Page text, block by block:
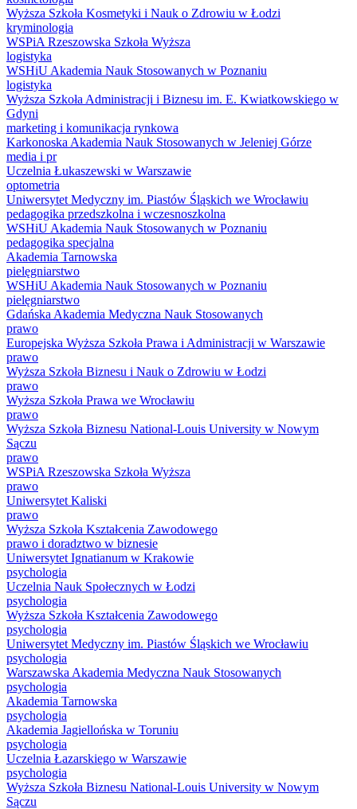
Wyższa Szkoła Kosmetyki i Nauk o Zdrowiu w Łodzi
kryminologia
WSPiA Rzeszowska Szkoła Wyższa
logistyka
WSHiU Akademia Nauk Stosowanych w Poznaniu
logistyka
Wyższa Szkoła Administracji i Biznesu im. E. Kwiatkowskiego w
Gdyni
marketing i komunikacja rynkowa
Karkonoska Akademia Nauk Stosowanych w Jeleniej Górze
media i pr
Uczelnia Łukaszewski w Warszawie
optometria
Uniwersytet Medyczny im. Piastów Śląskich we Wrocławiu
pedagogika przedszkolna i wczesnoszkolna
WSHiU Akademia Nauk Stosowanych w Poznaniu
pedagogika specjalna
Akademia Tarnowska
pielęgniarstwo
WSHiU Akademia Nauk Stosowanych w Poznaniu
pielęgniarstwo
Gdańska Akademia Medyczna Nauk Stosowanych
prawo
Europejska Wyższa Szkoła Prawa i Administracji w Warszawie
prawo
Wyższa Szkoła Biznesu i Nauk o Zdrowiu w Łodzi
prawo
Wyższa Szkoła Prawa we Wrocławiu
prawo
Wyższa Szkoła Biznesu National-Louis University w Nowym
Sączu
prawo
WSPiA Rzeszowska Szkoła Wyższa
prawo
Uniwersytet Kaliski
prawo
Wyższa Szkoła Kształcenia Zawodowego
prawo i doradztwo w biznesie
Uniwersytet Ignatianum w Krakowie
psychologia
Uczelnia Nauk Społecznych w Łodzi
psychologia
Wyższa Szkoła Kształcenia Zawodowego
psychologia
Uniwersytet Medyczny im. Piastów Śląskich we Wrocławiu
psychologia
Warszawska Akademia Medyczna Nauk Stosowanych
psychologia
Akademia Tarnowska
psychologia
Akademia Jagiellońska w Toruniu
psychologia
Uczelnia Łazarskiego w Warszawie
psychologia
Wyższa Szkoła Biznesu National-Louis University w Nowym
Sączu